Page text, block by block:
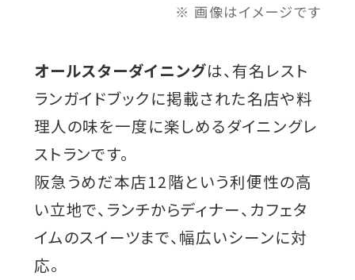
画像はイメージです
オールスターダイニングは、有名レスト
ランガイドブックに掲載された名店や料
理人の味を一度に楽しめるダイニングレ
ストランです。
阪急うめだ本店12階という利便性の高
い立地で、ランチからディナー、カフェタ
イムのスイーツまで、幅広いシーンに対
応。